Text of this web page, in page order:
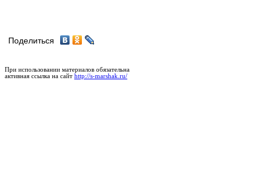
Поделиться
При использовании материалов обязательна
активная ссылка на сайт http://s-marshak.ru/